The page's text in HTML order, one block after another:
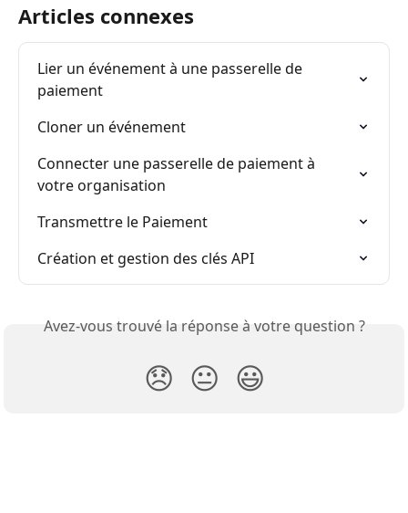
Articles connexes
Lier un événement à une passerelle de
paiement
Cloner un événement
Connecter une passerelle de paiement à
votre organisation
Transmettre le Paiement
Création et gestion des clés API
Avez-vous trouvé la réponse à votre question ?
😞 😐 😃